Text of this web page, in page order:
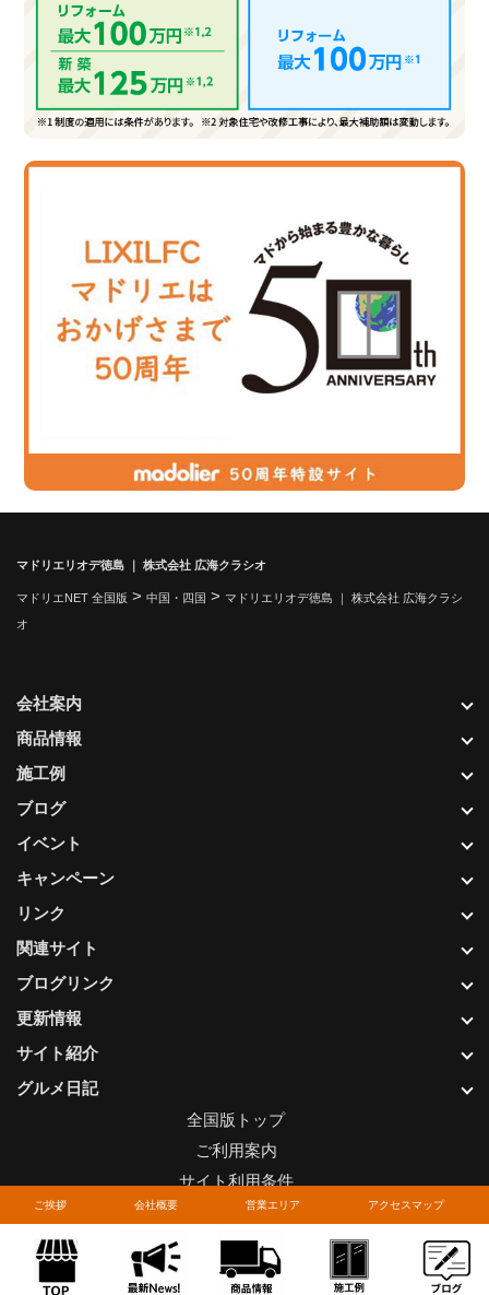
ご挨拶 会社概要 営業エリア アクセスマップ
マドリエリオデ徳島 ｜ 株式会社 広海クラシオ
マドリエNET 全国版 > 中国・四国 > マドリエリオデ徳島 ｜ 株式会社 広海クラシ
オ
更新情報
サイト紹介
グルメ日記
会社案内
商品情報
施工例
ブログ
イベント
キャンペーン
リンク
関連サイト
ブログリンク
全国版トップ
ご利用案内
サイト利用条件
プライバシーポリシー
関連リンク
お問い合わせについて